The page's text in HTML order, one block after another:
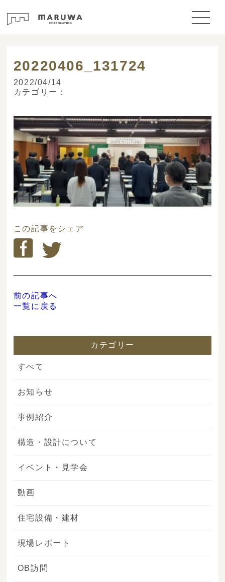
20220406_131724
2022/04/14
カテゴリー：
この記事をシェア
前の記事へ
一覧に戻る
カテゴリー
すべて
お知らせ
事例紹介
構造・設計について
イベント・見学会
動画
住宅設備・建材
現場レポート
OB訪問